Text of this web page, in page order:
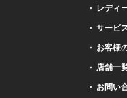
レディ
サービ
お客様
店舗一
お問い